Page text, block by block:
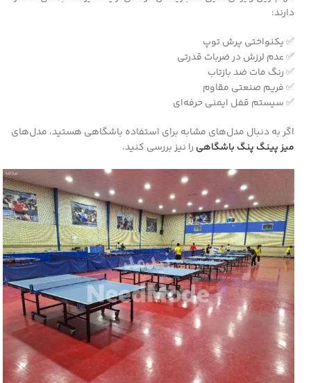
دارند:
✅ یکنواختی پرش توپ
✅ عدم لرزش در ضربات قدرتی
✅ رنگ مات ضد بازتاب
✅ فریم صنعتی مقاوم
✅ سیستم قفل ایمنی حرفه‌ای
اگر به دنبال مدل‌های مشابه برای استفاده باشگاهی هستید، مدل‌های
میز پینگ پنگ باشگاهی را نیز بررسی کنید.